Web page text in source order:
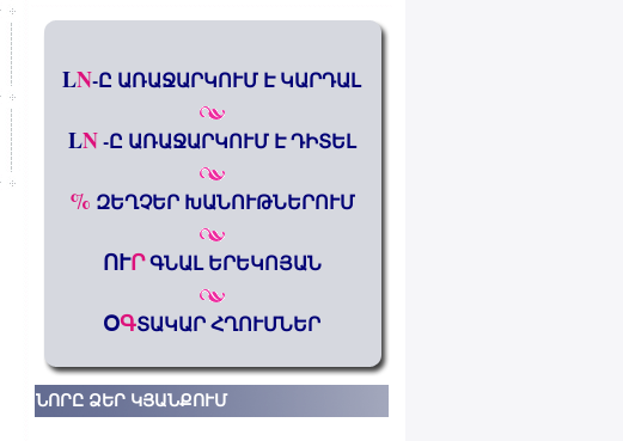
LN-Ը ԱՌԱՋԱՐԿՈՒՄ Է ԿԱՐԴԱԼ
LN-Ը ԱՌԱՋԱՐԿՈՒՄ Է ԴԻՏԵԼ
% ԶԵՂՉԵՐ ԽԱՆՈՒԹՆԵՐՈՒՄ
ՈՒՐԳՆԱԼ ԵՐԵԿՈՅԱՆ
ՕԳՏԱԿԱՐ ՀՂՈՒՄՆԵՐ
ՆՈՐԸ ՁԵՐ ԿՅԱՆՔՈՒՄ